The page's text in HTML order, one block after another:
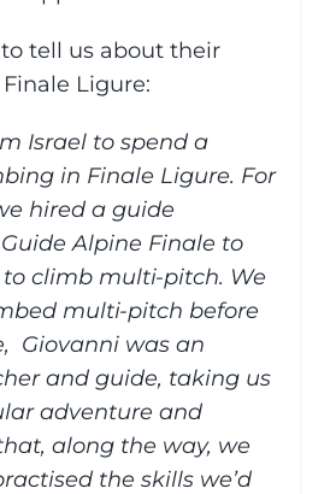
tell us about their
Ligure:
Israel to spend a
in Finale Ligure. For
hired a guide
Alpine Finale to
climb multi-pitch. We
multi-pitch before
Giovanni was an
and guide, taking us
adventure and
along the way, we
the skills we’d